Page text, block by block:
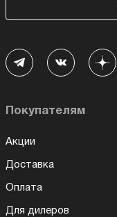
Покупателям
Акции
Доставка
Оплата
Для дилеров